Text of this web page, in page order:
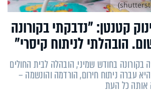
קטנטן: "נדבקתי בקורונה
הובהלתי לניתוח קיסרי"
בחודש שמיני, הובהלה לבית החולים
עברה ניתוח חירום, הורדמה והונשמה –
אותה כל העת